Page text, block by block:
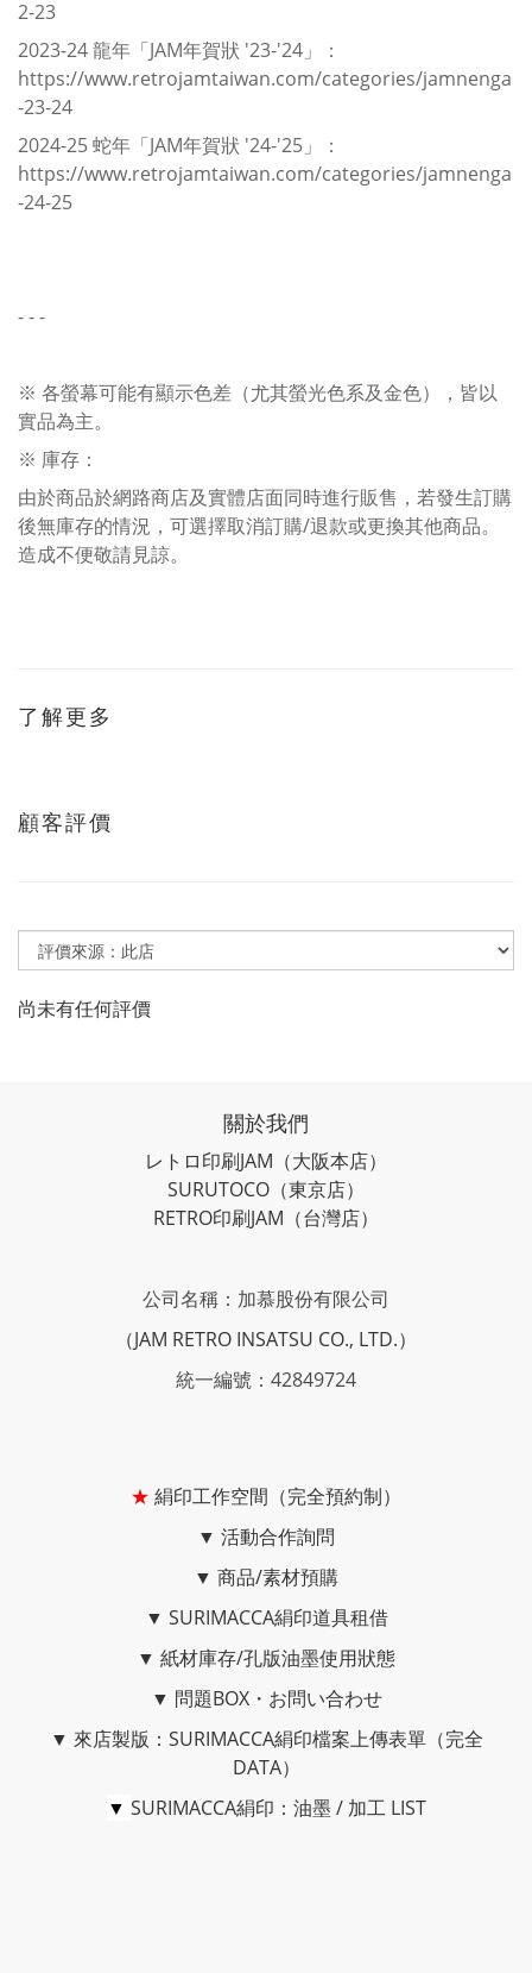
2-23
2023-24 龍年「JAM年賀狀 '23-'24」：
https://www.retrojamtaiwan.com/categories/jamnenga
-23-24
2024-25 蛇年「JAM年賀狀 '24-'25」：
https://www.retrojamtaiwan.com/categories/jamnenga
-24-25
- - -
※ 各螢幕可能有顯示色差（尤其螢光色系及金色），皆以
實品為主。
※ 庫存：
由於商品於網路商店及實體店面同時進行販售，若發生訂購
後無庫存的情況，可選擇取消訂購/退款或更換其他商品。
造成不便敬請見諒。
了解更多
顧客評價
尚未有任何評價
關於我們
レトロ印刷JAM （大阪本店）
SURUTOCO （東京店）
RETRO印刷JAM （台灣店）
公司名稱：加慕股份有限公司
（JAM RETRO INSATSU CO., LTD.）
統一編號：42849724
★ 絹印工作空間（完全預約制）
▼ 活動合作詢問
▼ 商品/素材預購
▼ SURIMACCA絹印道具租借
▼ 紙材庫存/孔版油墨使用狀態
▼ 問題BOX・お問い合わせ
▼ 來店製版：SURIMACCA絹印檔案上傳表單（完全
DATA）
▼ SURIMACCA絹印：油墨 / 加工 LIST